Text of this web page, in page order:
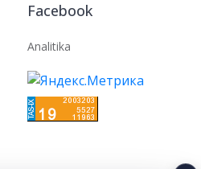
Facebook
Analitika